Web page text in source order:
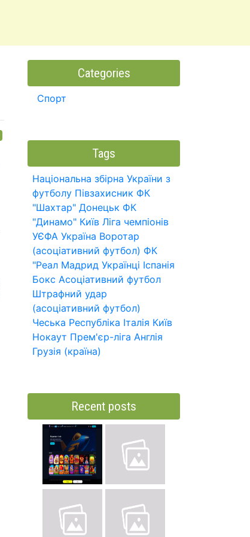
Categories
Спорт
Tags
Національна збірна України з
футболу Півзахисник ФК
"Шахтар" Донецьк ФК
"Динамо" Київ Ліга чемпіонів
УЄФА Україна Воротар
(асоціативний футбол) ФК
"Реал Мадрид Українці Іспанія
Бокс Асоціативний футбол
Штрафний удар
(асоціативний футбол)
Чеська Республіка Італія Київ
Нокаут Прем'єр-ліга Англія
Грузія (країна)
Recent posts